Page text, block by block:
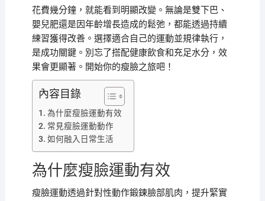
花費幾分鐘，就能看到明顯改變。無論是雙下巴、
嬰兒肥還是因年齡增長造成的鬆弛，都能透過持續
練習獲得改善。選擇適合自己的運動並規律執行，
是成功關鍵。別忘了搭配健康飲食和充足水分，效
果會更顯著。開始你的瘦臉之旅吧！
內容目錄
為什麼瘦臉運動有效
常見瘦臉運動動作
如何融入日常生活
為什麼瘦臉運動有效
瘦臉運動透過針對性動作鍛鍊臉部肌肉，提升緊實